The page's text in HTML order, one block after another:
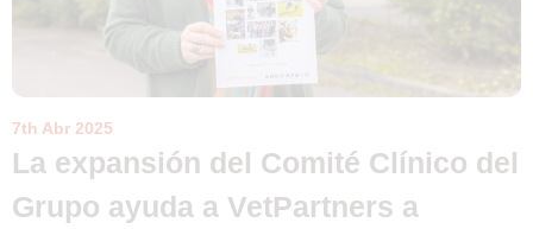
7th Abr 2025
La expansión del Comité Clínico del
Grupo ayuda a VetPartners a